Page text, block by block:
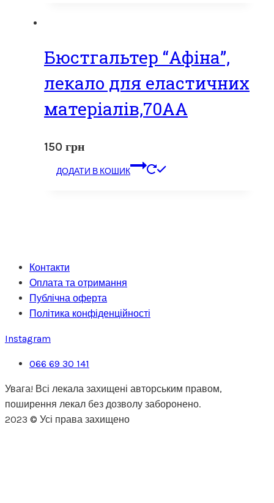
Бюстгальтер “Афіна”,
лекало для еластичних
матеріалів,70АА
150 грн
ДОДАТИ В КОШИК
Контакти
Оплата та отримання
Публічна оферта
Політика конфіденційності
Instagram
066 69 30 141
Увага! Всі лекала захищені авторським правом,
поширення лекал без дозволу заборонено.
2023 © Усі права захищено